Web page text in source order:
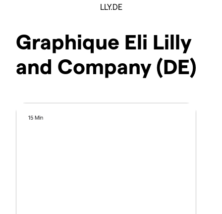
LLY.DE
Graphique Eli Lilly
and Company (DE)
15 Min